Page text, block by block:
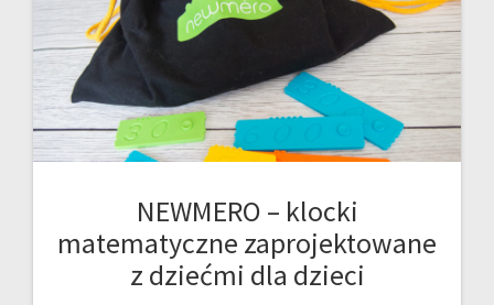
NEWMERO – klocki
matematyczne zaprojektowane
z dziećmi dla dzieci